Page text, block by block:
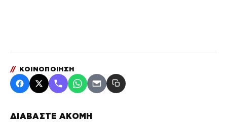
ΔΙΑΒΑΣΤΕ ΑΚΟΜΗ
// ΚΟΙΝΟΠΟΙΗΣΗ